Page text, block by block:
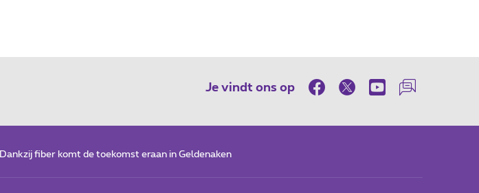
Je vindt ons op
Dankzij fiber komt de toekomst eraan in Geldenaken